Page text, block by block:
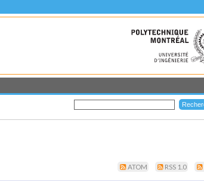
ATOM RSS 1.0